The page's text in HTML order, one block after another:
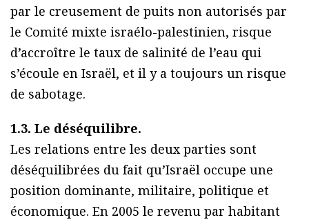
par le creusement de puits non autorisés par
le Comité mixte israélo-palestinien, risque
d’accroître le taux de salinité de l’eau qui
s’écoule en Israël, et il y a toujours un risque
de sabotage.
1.3. Le déséquilibre.
Les relations entre les deux parties sont
déséquilibrées du fait qu’Israël occupe une
position dominante, militaire, politique et
économique. En 2005 le revenu par habitant